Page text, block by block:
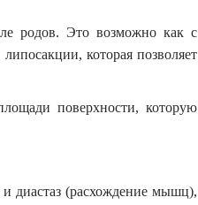
родов. Это возможно как с
которая позволяет
поверхности, которую
диастаз (расхождение мышц),